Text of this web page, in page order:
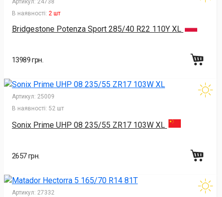
В наявності: 2 шт
Bridgestone Potenza Sport 285/40 R22 110Y XL
13989 грн.
Артикул: 25009
В наявності: 52 шт
Sonix Prime UHP 08 235/55 ZR17 103W XL
2657 грн.
Артикул: 27332